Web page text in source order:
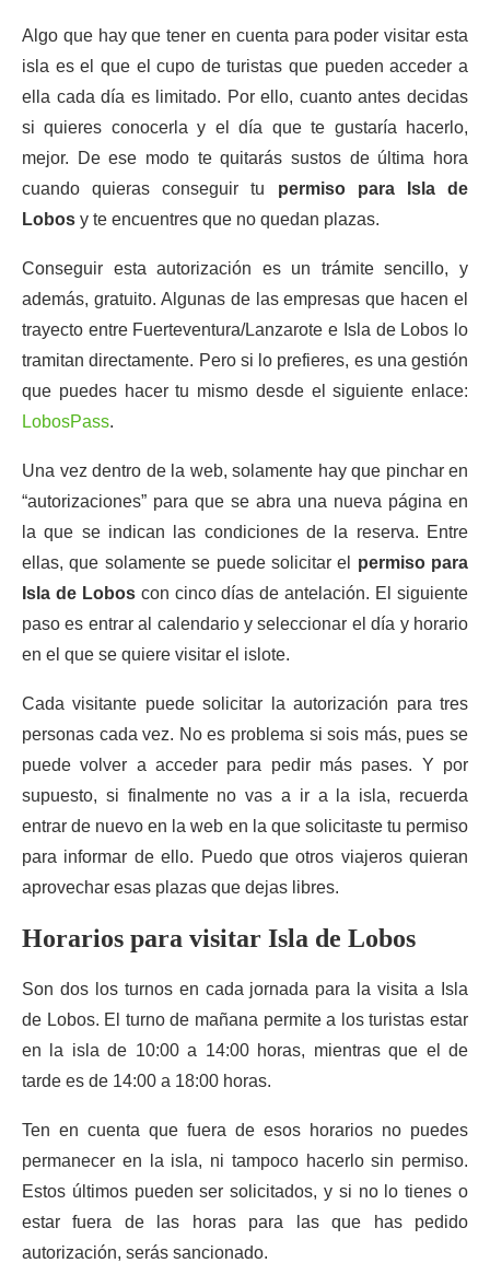
Algo que hay que tener en cuenta para poder visitar esta
isla es el que el cupo de turistas que pueden acceder a
ella cada día es limitado. Por ello, cuanto antes decidas
si quieres conocerla y el día que te gustaría hacerlo,
mejor. De ese modo te quitarás sustos de última hora
cuando quieras conseguir tu permiso para Isla de
Lobos y te encuentres que no quedan plazas.
Conseguir esta autorización es un trámite sencillo, y
además, gratuito. Algunas de las empresas que hacen el
trayecto entre Fuerteventura/Lanzarote e Isla de Lobos lo
tramitan directamente. Pero si lo prefieres, es una gestión
que puedes hacer tu mismo desde el siguiente enlace:
LobosPass.
Una vez dentro de la web, solamente hay que pinchar en
“autorizaciones” para que se abra una nueva página en
la que se indican las condiciones de la reserva. Entre
ellas, que solamente se puede solicitar el permiso para
Isla de Loboscon cinco días de antelación. El siguiente
paso es entrar al calendario y seleccionar el día y horario
en el que se quiere visitar el islote.
Cada visitante puede solicitar la autorización para tres
personas cada vez. No es problema si sois más, pues se
puede volver a acceder para pedir más pases. Y por
supuesto, si finalmente no vas a ir a la isla, recuerda
entrar de nuevo en la web en la que solicitaste tu permiso
para informar de ello. Puedo que otros viajeros quieran
aprovechar esas plazas que dejas libres.
Horarios para visitar Isla de Lobos
Son dos los turnos en cada jornada para la visita a Isla
de Lobos. El turno de mañana permite a los turistas estar
en la isla de 10:00 a 14:00 horas, mientras que el de
tarde es de 14:00 a 18:00 horas.
Ten en cuenta que fuera de esos horarios no puedes
permanecer en la isla, ni tampoco hacerlo sin permiso.
Estos últimos pueden ser solicitados, y si no lo tienes o
estar fuera de las horas para las que has pedido
autorización, serás sancionado.